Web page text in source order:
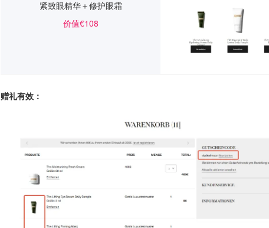
紧致眼精华＋修护眼霜
价值€108
赠礼有效：